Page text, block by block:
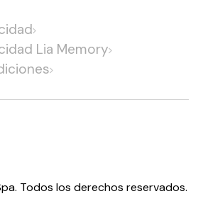
Lia Memory
Todos los derechos reservados.